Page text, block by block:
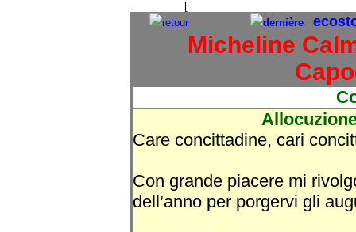
[The starry background is to remind
retour
dernière
Micheline
Care concittadine, cari
Con grande piacere mi
dell’anno per porgervi gli